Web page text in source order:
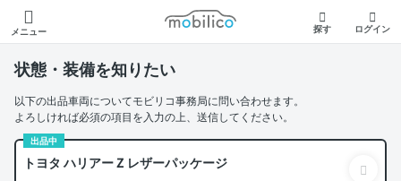
メニュー
モビリコ
探す ログイン
状態・装備を知りたい
以下の出品車両についてモビリコ事務局に問い合わせます。
よろしければ必須の項目を入力の上、送信してください。
出品中
トヨタ ハリアー Z レザーパッケージ